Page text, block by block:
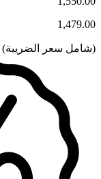
1,479.00
(شامل سعر الضريبة)